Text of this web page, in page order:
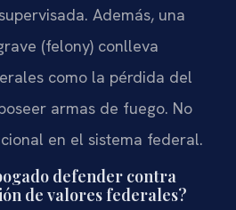
Además, una
(felony) conlleva
como la pérdida del
armas de fuego. No
en el sistema federal.
defender contra
de valores federales?